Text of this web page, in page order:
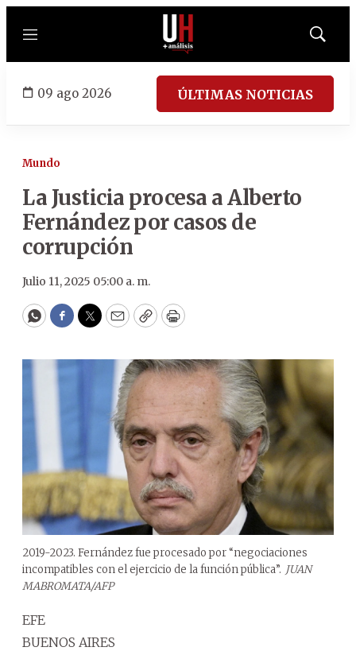
Menú
Mostrar
09 ago 2026 ÚLTIMAS NOTICIAS
Mundo
La Justicia procesa a Alberto
Fernández por casos de
corrupción
Julio 11, 2025 05:00 a. m.
WhatsApp
Facebook
Twitter
EmailCopyPrint
2019-2023. Fernández fue procesado por “negociaciones
incompatibles con el ejercicio de la función pública”. JUAN
MABROMATA/AFP
EFE
BUENOS AIRES